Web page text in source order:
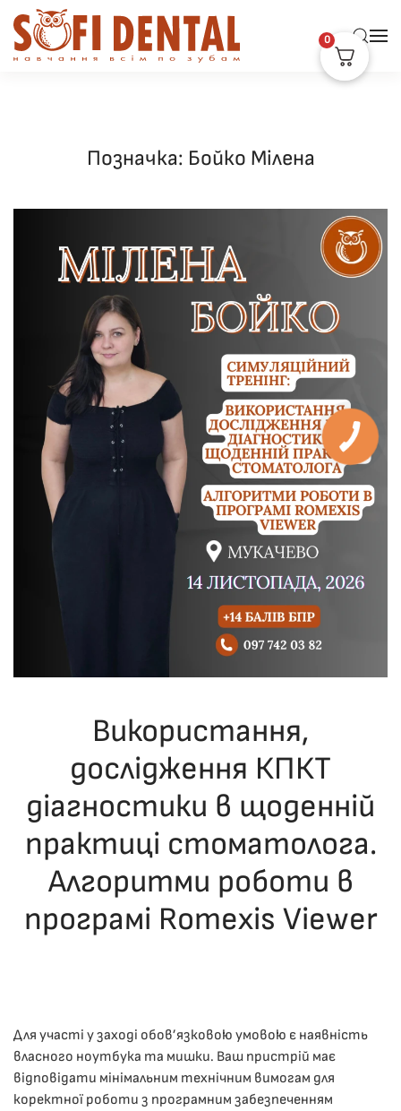
Skip to main content
Позначка: Бойко Мілена
Використання,
дослідження КПКТ
діагностики в щоденній
практиці стоматолога.
Алгоритми роботи в
програмі Romexis Viewer
Для участі у заході обов’язковою умовою є наявність
власного ноутбука та мишки. Ваш пристрій має
відповідати мінімальним технічним вимогам для
коректної роботи з програмним забезпеченням
0